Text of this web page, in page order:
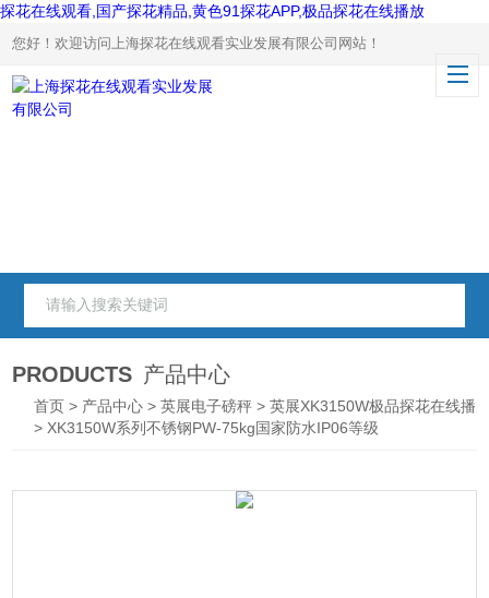
探花在线观看,国产探花精品,黄色91探花APP,极品探花在线播放
您好！欢迎访问上海探花在线观看实业发展有限公司网站！
PRODUCTS 产品中心
首页 > 产品中心 >英展电子磅秤 >英展XK3150W极品探花在线播
> XK3150W系列不锈钢PW-75kg国家防水IP06等级